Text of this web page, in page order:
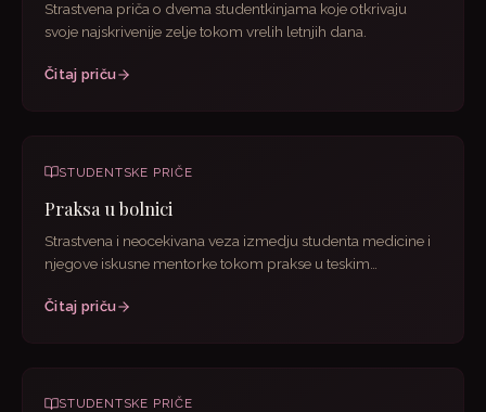
Strastvena priča o dvema studentkinjama koje otkrivaju
svoje najskrivenije zelje tokom vrelih letnjih dana.
Čitaj priču
STUDENTSKE PRIČE
Praksa u bolnici
Strastvena i neocekivana veza izmedju studenta medicine i
njegove iskusne mentorke tokom prakse u teskim
Čitaj priču
STUDENTSKE PRIČE